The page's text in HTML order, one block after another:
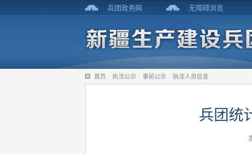
兵团政务网 无障碍浏览
首页 / 执法公示 / 事前公示 / 执法人员信息
兵团统